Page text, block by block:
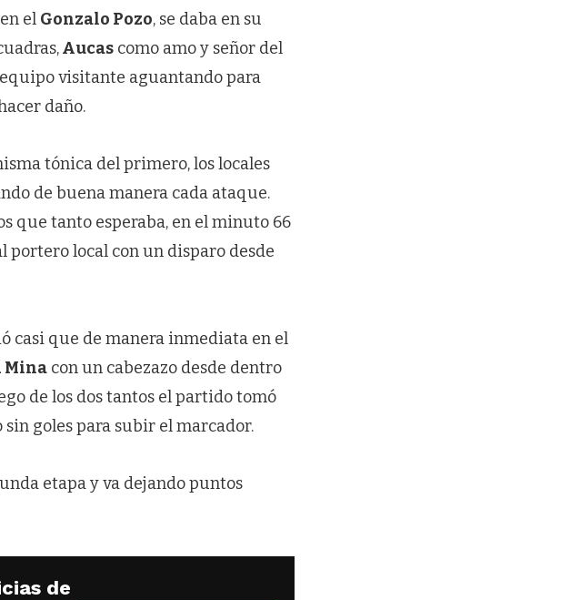
el Gonzalo Pozo, se daba en su
Aucas como amo y señor del
visitante aguantando para
daño.
tónica del primero, los locales
de buena manera cada ataque.
que tanto esperaba, en el minuto 66
portero local con un disparo desde
casi que de manera inmediata en el
Mina con un cabezazo desde dentro
de los dos tantos el partido tomó
sin goles para subir el marcador.
etapa y va dejando puntos
de